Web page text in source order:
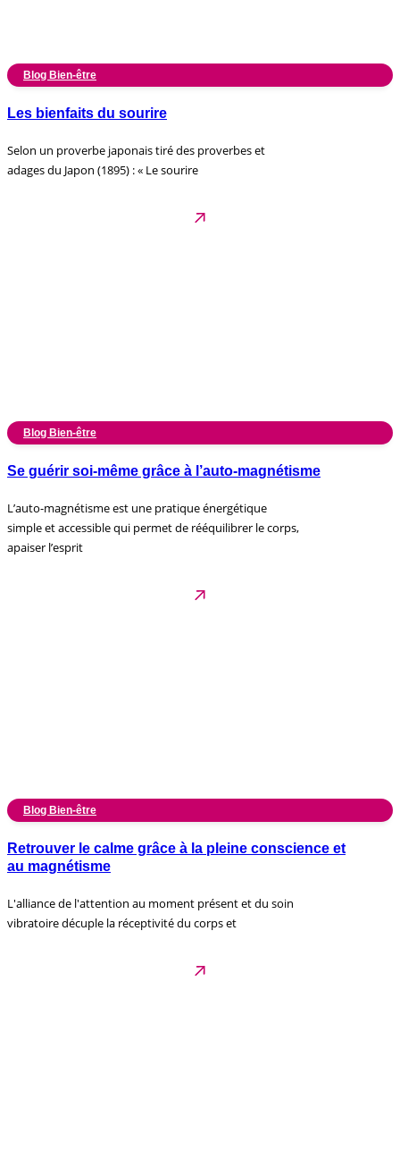
Blog Bien-être
Les bienfaits du sourire
Selon un proverbe japonais tiré des proverbes et
adages du Japon (1895) : « Le sourire
Blog Bien-être
Se guérir soi-même grâce à l’auto-magnétisme
L’auto-magnétisme est une pratique énergétique
simple et accessible qui permet de rééquilibrer le corps,
apaiser l’esprit
Blog Bien-être
Retrouver le calme grâce à la pleine conscience et
au magnétisme
L'alliance de l'attention au moment présent et du soin
vibratoire décuple la réceptivité du corps et